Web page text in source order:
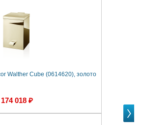
Walther Cube (0614620), золото
174 018 ₽